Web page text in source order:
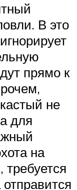
В это
прямо к
не
для
на
требуется
отправится